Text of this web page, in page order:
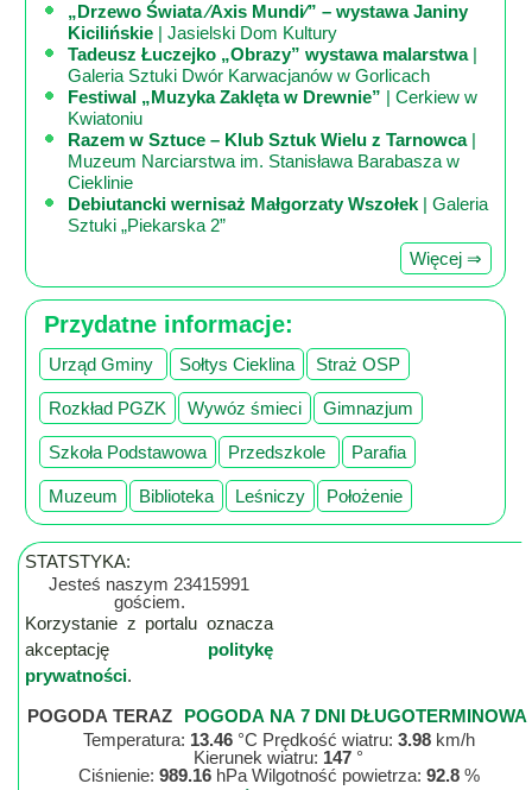
„Drzewo Świata ⁄Axis Mundi⁄” – wystawa Janiny
Kicilińskie | Jasielski Dom Kultury
Tadeusz Łuczejko „Obrazy” wystawa malarstwa|
Galeria Sztuki Dwór Karwacjanów w Gorlicach
Festiwal „Muzyka Zaklęta w Drewnie” | Cerkiew w
Kwiatoniu
Razem w Sztuce – Klub Sztuk Wielu z Tarnowca|
Muzeum Narciarstwa im. Stanisława Barabasza w
Cieklinie
Debiutancki wernisaż Małgorzaty Wszołek | Galeria
Sztuki „Piekarska 2”
Więcej ⇒
Przydatne informacje:
Urząd Gminy Sołtys Cieklina Straż OSP
Rozkład PGZK Wywóz śmieci Gimnazjum
Szkoła Podstawowa Przedszkole Parafia
Muzeum Biblioteka Leśniczy Położenie
STATSTYKA:
Jesteś naszym 23415991
gościem.
Korzystanie z portalu oznacza
akceptację politykę
prywatności.
POGODA TERAZ
POGODA NA 7 DNI DŁUGOTERMINOWA
Temperatura: 13.46°C Prędkość wiatru: 3.98km/h
Kierunek wiatru: 147 °
Ciśnienie: 989.16hPa Wilgotność powietrza: 92.8%